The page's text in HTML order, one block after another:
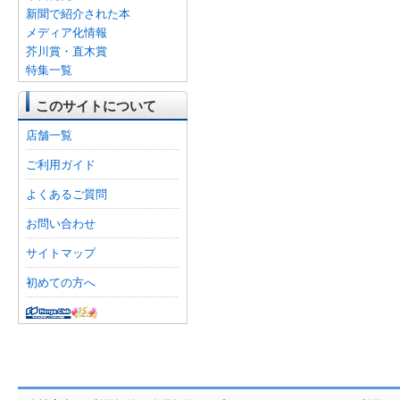
新聞で紹介された本
メディア化情報
芥川賞・直木賞
特集一覧
このサイトについて
店舗一覧
ご利用ガイド
よくあるご質問
お問い合わせ
サイトマップ
初めての方へ